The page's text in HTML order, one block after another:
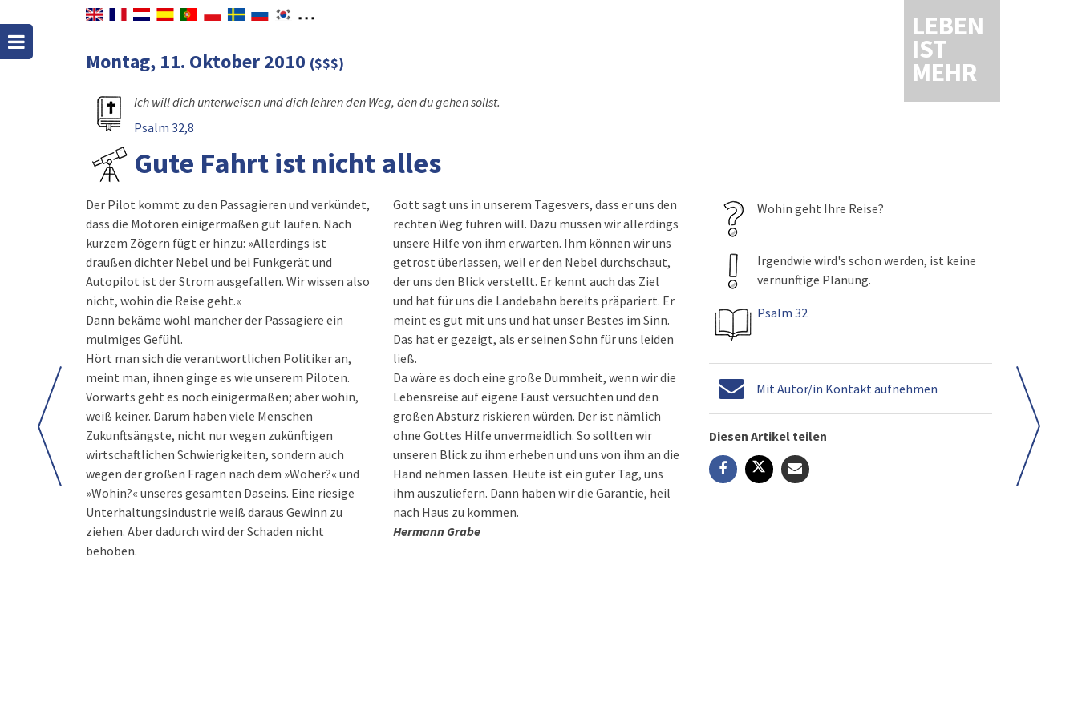
LEBEN
IST
MEHR
Montag, 11. Oktober 2010 ($$$)
Ich will dich unterweisen und dich lehren den Weg, den du gehen sollst.
Psalm 32,8
Gute Fahrt ist nicht alles
Der Pilot kommt zu den Passagieren und verkündet,
dass die Motoren einigermaßen gut laufen. Nach
kurzem Zögern fügt er hinzu: »Allerdings ist
draußen dichter Nebel und bei Funkgerät und
Autopilot ist der Strom ausgefallen. Wir wissen also
nicht, wohin die Reise geht.«
Dann bekäme wohl mancher der Passagiere ein
mulmiges Gefühl.
Hört man sich die verantwortlichen Politiker an,
meint man, ihnen ginge es wie unserem Piloten.
Vorwärts geht es noch einigermaßen; aber wohin,
weiß keiner. Darum haben viele Menschen
Zukunftsängste, nicht nur wegen zukünftigen
wirtschaftlichen Schwierigkeiten, sondern auch
wegen der großen Fragen nach dem »Woher?« und
»Wohin?« unseres gesamten Daseins. Eine riesige
Unterhaltungsindustrie weiß daraus Gewinn zu
ziehen. Aber dadurch wird der Schaden nicht
behoben.
Gott sagt uns in unserem Tagesvers, dass er uns den
rechten Weg führen will. Dazu müssen wir allerdings
unsere Hilfe von ihm erwarten. Ihm können wir uns
getrost überlassen, weil er den Nebel durchschaut,
der uns den Blick verstellt. Er kennt auch das Ziel
und hat für uns die Landebahn bereits präpariert. Er
meint es gut mit uns und hat unser Bestes im Sinn.
Das hat er gezeigt, als er seinen Sohn für uns leiden
ließ.
Da wäre es doch eine große Dummheit, wenn wir die
Lebensreise auf eigene Faust versuchten und den
großen Absturz riskieren würden. Der ist nämlich
ohne Gottes Hilfe unvermeidlich. So sollten wir
unseren Blick zu ihm erheben und uns von ihm an die
Hand nehmen lassen. Heute ist ein guter Tag, uns
ihm auszuliefern. Dann haben wir die Garantie, heil
nach Haus zu kommen.
Hermann Grabe
Wohin geht Ihre Reise?
Irgendwie wird's schon werden, ist keine
vernünftige Planung.
Psalm 32
Mit Autor/in Kontakt aufnehmen
Diesen Artikel teilen